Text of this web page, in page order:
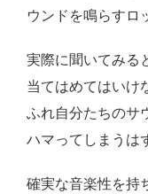
ウンドを鳴らすロ
実際に聞いてみる
当てはめてはいけ
ふれ自分たちのサ
ハマってしまうは
確実な音楽性を持